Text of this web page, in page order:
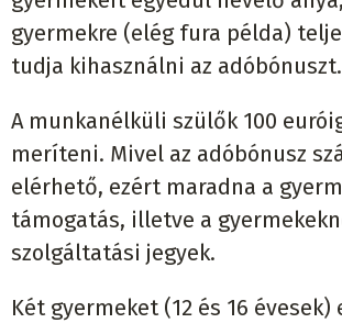
gyermekre (elég fura példa)
tudja kihasználni az adóbónuszt.
A munkanélküli szülők 100
meríteni. Mivel az adóbónusz
elérhető, ezért maradna a
támogatás, illetve a
szolgáltatási jegyek.
Két gyermeket (12 és 16 évesek)